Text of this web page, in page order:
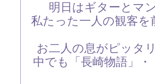
明日はギターとマ
私たった一人の観客
お二人の息がピッタ
中でも「長崎物語」